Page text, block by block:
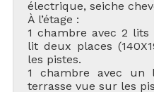
électrique, seiche
À l’étage :
1 chambre avec 2 lits
lit deux places
les pistes.
1 chambre avec un
terrasse vue sur les